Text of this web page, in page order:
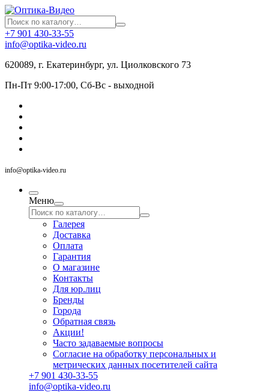
+7 901 430-33-55
info@optika-video.ru
620089, г. Екатеринбург, ул. Циолковского 73
Пн-Пт 9:00-17:00, Сб-Вс - выходной
info@optika-video.ru
Меню
Галерея
Доставка
Оплата
Гарантия
О магазине
Контакты
Для юр.лиц
Бренды
Города
Обратная связь
Акции!
Часто задаваемые вопросы
Согласие на обработку персональных и
метрических данных посетителей сайта
+7 901 430-33-55
info@optika-video.ru